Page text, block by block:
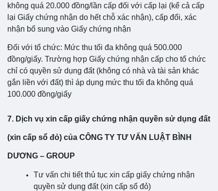
không quá 20.000 đồng/lần cấp đối với cấp lại (kể cả cấp
lại Giấy chứng nhận do hết chỗ xác nhận), cấp đổi, xác
nhận bổ sung vào Giấy chứng nhận
Đối với tổ chức: Mức thu tối đa không quá 500.000
đồng/giấy. Trường hợp Giấy chứng nhận cấp cho tổ chức
chỉ có quyền sử dụng đất (không có nhà và tài sản khác
gắn liền với đất) thì áp dụng mức thu tối đa không quá
100.000 đồng/giấy
7. Dịch vụ xin cấp giấy chứng nhận quyền sử dụng đất
(xin cấp sổ đỏ) của CÔNG TY TƯ VẤN LUẬT BÌNH
DƯƠNG – GROUP
Tư vấn chi tiết thủ tục xin cấp giấy chứng nhận
quyền sử dụng đất (xin cấp sổ đỏ)